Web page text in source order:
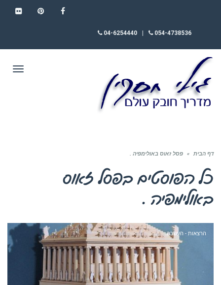
054-4738536
04-6254440
דף הבית » פסל זאוס באולימפיה .
כל הפוסטים בפסל זאוס
באולימפיה .
הרצאות - העשרה